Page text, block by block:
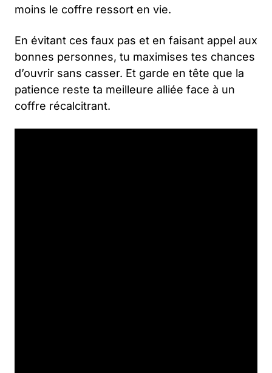
moins le coffre ressort en vie.
En évitant ces faux pas et en faisant appel aux
bonnes personnes, tu maximises tes chances
d’ouvrir sans casser. Et garde en tête que la
patience reste ta meilleure alliée face à un
coffre récalcitrant.